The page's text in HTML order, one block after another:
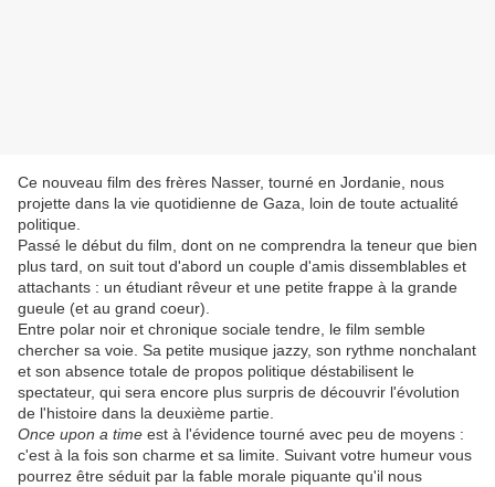
Ce nouveau film des frères Nasser, tourné en Jordanie, nous
projette dans la vie quotidienne de Gaza, loin de toute actualité
politique.
Passé le début du film, dont on ne comprendra la teneur que bien
plus tard, on suit tout d'abord un couple d'amis dissemblables et
attachants : un étudiant rêveur et une petite frappe à la grande
gueule (et au grand coeur).
Entre polar noir et chronique sociale tendre, le film semble
chercher sa voie. Sa petite musique jazzy, son rythme nonchalant
et son absence totale de propos politique déstabilisent le
spectateur, qui sera encore plus surpris de découvrir l'évolution
de l'histoire dans la deuxième partie.
Once upon a time est à l'évidence tourné avec peu de moyens :
c'est à la fois son charme et sa limite. Suivant votre humeur vous
pourrez être séduit par la fable morale piquante qu'il nous